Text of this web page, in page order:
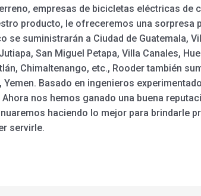
empresas de bicicletas eléctricas de
producto, le ofreceremos una sorpresa
suministrarán a Ciudad de Guatemala,
San Miguel Petapa, Villa Canales,
Chimaltenango, etc., Rooder también
Yemen. Basado en ingenieros
nos hemos ganado una buena
haciendo lo mejor para brindarle
servirle.